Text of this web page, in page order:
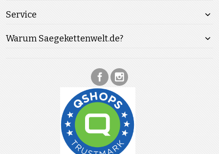
Service
Warum Saegekettenwelt.de?